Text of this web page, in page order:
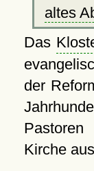
altes
Das
der
Pastoren
Kirche